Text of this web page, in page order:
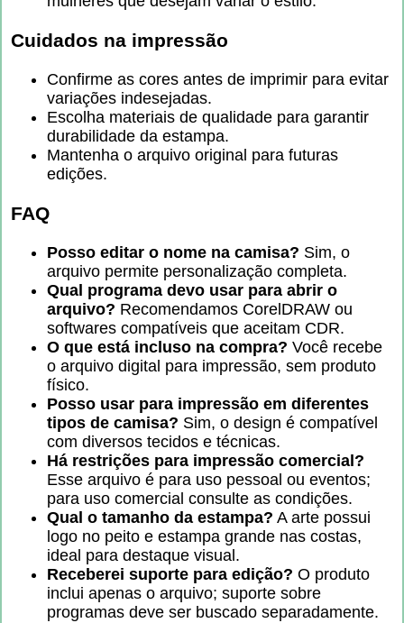
Cuidados na impressão
Confirme as cores antes de imprimir para evitar
variações indesejadas.
Escolha materiais de qualidade para garantir
durabilidade da estampa.
Mantenha o arquivo original para futuras
edições.
FAQ
Posso editar o nome na camisa? Sim, o
arquivo permite personalização completa.
Qual programa devo usar para abrir o
arquivo? Recomendamos CorelDRAW ou
softwares compatíveis que aceitam CDR.
O que está incluso na compra? Você recebe
o arquivo digital para impressão, sem produto
físico.
Posso usar para impressão em diferentes
tipos de camisa? Sim, o design é compatível
com diversos tecidos e técnicas.
Há restrições para impressão comercial?
Esse arquivo é para uso pessoal ou eventos;
para uso comercial consulte as condições.
Qual o tamanho da estampa? A arte possui
logo no peito e estampa grande nas costas,
ideal para destaque visual.
Receberei suporte para edição? O produto
inclui apenas o arquivo; suporte sobre
programas deve ser buscado separadamente.